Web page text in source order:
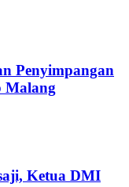
Penyimpangan
Malang
Ketua DMI